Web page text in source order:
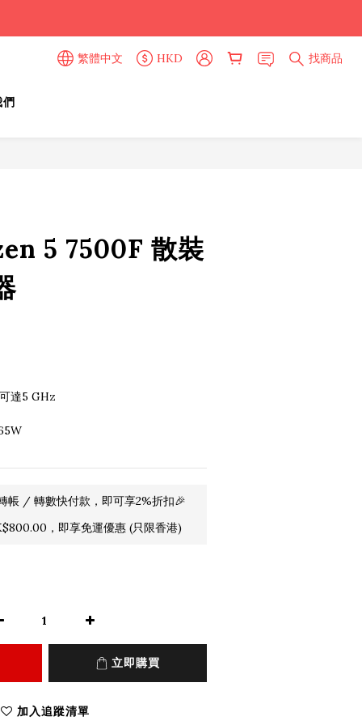
繁體中文 HKD 找商品
們
5 7500F 散裝
達5 GHz
帳 / 轉數快付款，即可享2%折扣🎉
，即享免運優惠 (只限香港)
立即購買
加入追蹤清單